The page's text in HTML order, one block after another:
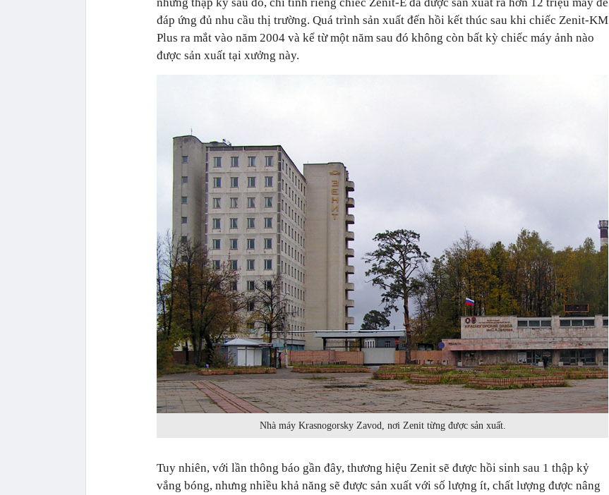
đáp ứng đủ nhu cầu thị trường. Quá trình sản xuất đến hồi kết thúc sau khi chiếc Zenit-KM
Plus ra mắt vào năm 2004 và kể từ một năm sau đó không còn bất kỳ chiếc máy ảnh nào
được sản xuất tại xưởng này.
Nhà máy Krasnogorsky Zavod, nơi Zenit từng được sản xuất.
Tuy nhiên, với lần thông báo gần đây, thương hiệu Zenit sẽ được hồi sinh sau 1 thập kỷ
vắng bóng, nhưng nhiều khả năng sẽ được sản xuất với số lượng ít, chất lượng được nâng